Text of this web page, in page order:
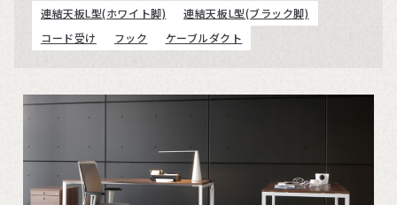
連結天板L型(ホワイト脚)
連結天板L型(ブラック脚)
コード受け
フック ケーブルダクト